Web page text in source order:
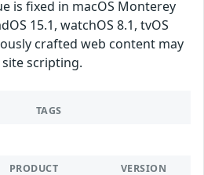
is fixed in macOS Monterey
15.1, watchOS 8.1, tvOS
crafted web content may
scripting.
TAGS
PRODUCT VERSION